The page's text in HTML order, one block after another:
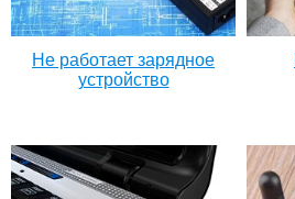
Не работает зарядное
устройство